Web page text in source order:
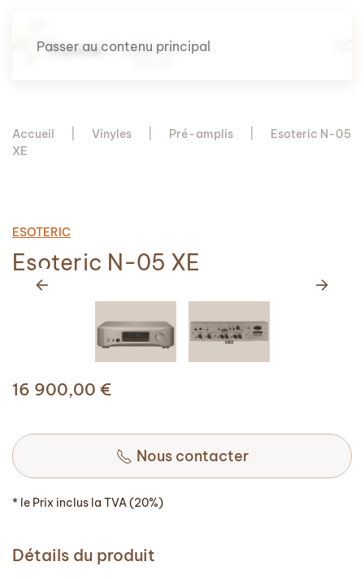
Passer au contenu principal
Accueil Vinyles Pré-amplis
Esoteric N-05
XE
ESOTERIC
Esoteric N-05 XE
16 900,00 €
Nous contacter
* le Prix inclus la TVA (20%)
Détails du produit